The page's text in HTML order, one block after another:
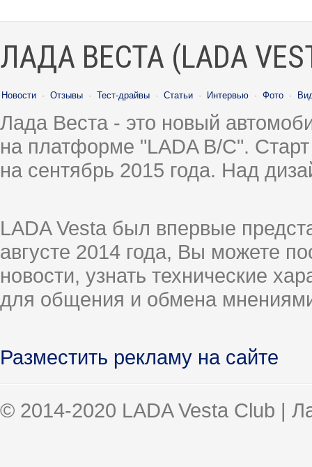
ЛАДА ВЕСТА (LADA
Новости · Отзывы · Тест-драйвы · Статьи · Интервью · Фото ·
Лада Веста - это новый
на платформе "LADA B/C".
на сентябрь 2015 года. Над
LADA Vesta был впервые
августе 2014 года, Вы можете
новости, узнать технические
для общения и обмена
Разместить рекламу на сайте
© 2014-2020 LADA Vesta Club |